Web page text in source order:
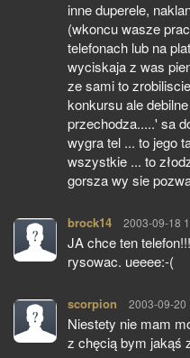
inne duperele,
(wkoncu wasze
telefonach lub na
wyciskaja z was
ze sami to
konkursu ale
przechodza.....' sa
wygra tel ... to jego
wszystkie ... to
gorsza wy sie
brock14 pisze:
2003-09-18
JA chce ten
rysowac. ueeee:-(
scorpion pisze:
2003-09-20
Niestety nie mam
z chęcią bym jakąś